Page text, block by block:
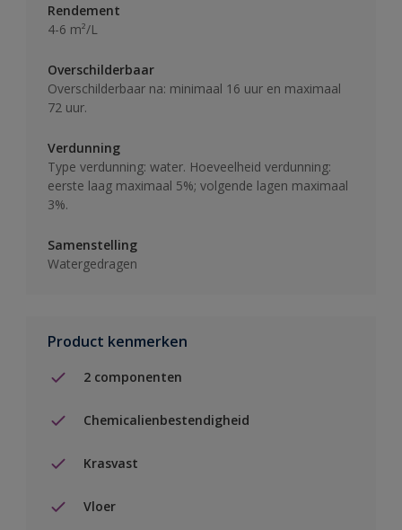
Rendement
4-6 m²/L
Overschilderbaar
Overschilderbaar na: minimaal 16 uur en maximaal
72 uur.
Verdunning
Type verdunning: water. Hoeveelheid verdunning:
eerste laag maximaal 5%; volgende lagen maximaal
3%.
Samenstelling
Watergedragen
Product kenmerken
2 componenten
Chemicalienbestendigheid
Krasvast
Vloer